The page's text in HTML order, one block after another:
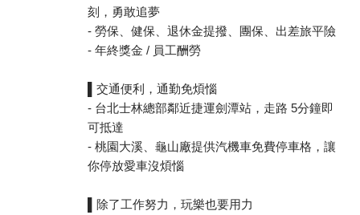
刻，勇敢追夢
- 勞保、健保、退休金提撥、團保、出差旅平險
- 年終獎金 / 員工酬勞
▌交通便利，通勤免煩惱
- 台北士林總部鄰近捷運劍潭站，走路 5分鐘即
可抵達
- 桃園大溪、龜山廠提供汽機車免費停車格，讓
你停放愛車沒煩惱
▌除了工作努力，玩樂也要用力